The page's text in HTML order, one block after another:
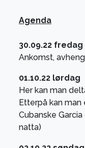
Agenda
30.09.22 fredag
Ankomst,
01.10.22 lørdag
Her kan man
Etterpå kan
Cubanske
natta)